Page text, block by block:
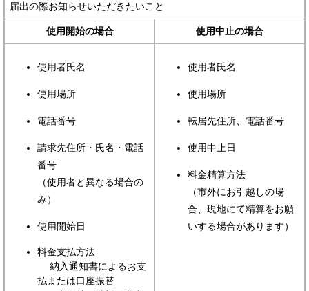
届出の際お知らせいただきたいこと
使用開始の場合 使用中止の場合
使用者氏名
使用場所
電話番号
請求先住所・氏名・電話
番号
（使用者と異なる場合の
み）
使用開始日
料金支払方法
納入通知書によるお支
払または口座振替
使用者氏名
使用場所
転居先住所、電話番号
使用中止日
料金精算方法
（市外にお引越しの場
合、現地にて精算をお願
いする場合があります）